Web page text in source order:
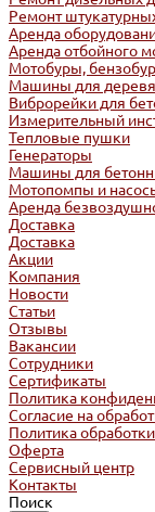
Ремонт
Аренда
Аренда отбойного
Мотобуры,
Машины для
Виброрейки для
Измерительный
Тепловые пушки
Генераторы
Машины для
Мотопомпы и
Аренда
Доставка
Доставка
Акции
Компания
Новости
Статьи
Отзывы
Вакансии
Сотрудники
Сертификаты
Политика
Согласие на
Политика
Оферта
Сервисный центр
Контакты
Поиск